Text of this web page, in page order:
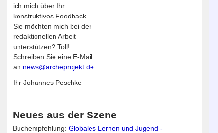
ich mich über Ihr
konstruktives Feedback.
Sie möchten mich bei der
redaktionellen Arbeit
unterstützen? Toll!
Schreiben Sie eine E-Mail
an news@archeprojekt.de
Ihr Johannes Peschke
Neues aus der Szene
Buchempfehlung: Globales Lernen und Jugend -